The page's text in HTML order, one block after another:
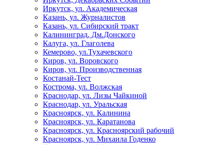
Иркутск, ул. Академическая
Казань, ул. Журналистов
Казань, ул. Сибирский тракт
Калининград, Дм.Донского
Калуга, ул. Глаголева
Кемерово, ул.Тухачевского
Киров, ул. Воровского
Киров, ул. Производственная
Костанай-Тест
Кострома, ул. Волжская
Краснодар, ул. Лизы Чайкиной
Краснодар, ул. Уральская
Красноярск, ул. Калинина
Красноярск, ул. Каратанова
Красноярск, ул. Красноярский рабочий
Красноярск, ул. Михаила Годенко